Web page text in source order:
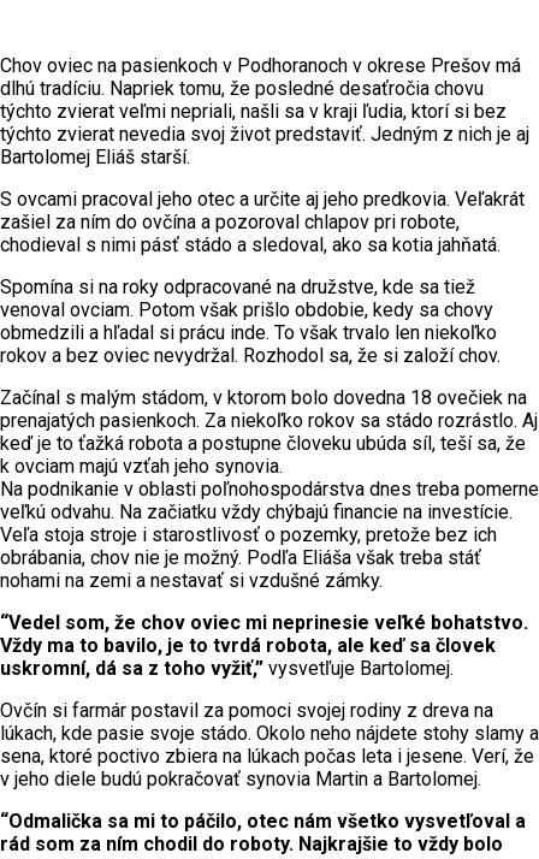
Chov oviec na pasienkoch v Podhoranoch v okrese Prešov má
dlhú tradíciu. Napriek tomu, že posledné desaťročia chovu
týchto zvierat veľmi nepriali, našli sa v kraji ľudia, ktorí si bez
týchto zvierat nevedia svoj život predstaviť. Jedným z nich je aj
Bartolomej Eliáš starší.
S ovcami pracoval jeho otec a určite aj jeho predkovia. Veľakrát
zašiel za ním do ovčína a pozoroval chlapov pri robote,
chodieval s nimi pásť stádo a sledoval, ako sa kotia jahňatá.
Spomína si na roky odpracované na družstve, kde sa tiež
venoval ovciam. Potom však prišlo obdobie, kedy sa chovy
obmedzili a hľadal si prácu inde. To však trvalo len niekoľko
rokov a bez oviec nevydržal. Rozhodol sa, že si založí chov.
Začínal s malým stádom, v ktorom bolo dovedna 18 ovečiek na
prenajatých pasienkoch. Za niekoľko rokov sa stádo rozrástlo. Aj
keď je to ťažká robota a postupne človeku ubúda síl, teší sa, že
k ovciam majú vzťah jeho synovia.
Na podnikanie v oblasti poľnohospodárstva dnes treba pomerne
veľkú odvahu. Na začiatku vždy chýbajú financie na investície.
Veľa stoja stroje i starostlivosť o pozemky, pretože bez ich
obrábania, chov nie je možný. Podľa Eliáša však treba stáť
nohami na zemi a nestavať si vzdušné zámky.
“Vedel som, že chov oviec mi neprinesie veľké bohatstvo.
Vždy ma to bavilo, je to tvrdá robota, ale keď sa človek
uskromní, dá sa z toho vyžiť,” vysvetľuje Bartolomej.
Ovčín si farmár postavil za pomoci svojej rodiny z dreva na
lúkach, kde pasie svoje stádo. Okolo neho nájdete stohy slamy a
sena, ktoré poctivo zbiera na lúkach počas leta i jesene. Verí, že
v jeho diele budú pokračovať synovia Martin a Bartolomej.
“Odmalička sa mi to páčilo, otec nám všetko vysvetľoval a
rád som za ním chodil do roboty. Najkrajšie to vždy bolo